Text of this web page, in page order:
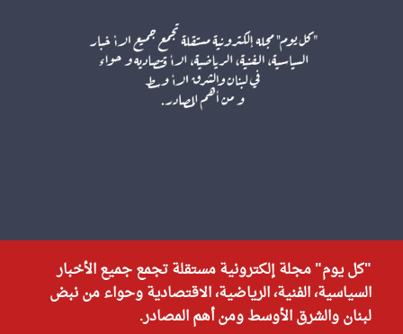
"كل يوم" مجلة إلكترونية مستقلة تجمع جميع الأخبار
السياسية، الفنية، الرياضية، الاقتصادية وحواء من نبض
لبنان والشرق الأوسط ومن أهم المصادر.